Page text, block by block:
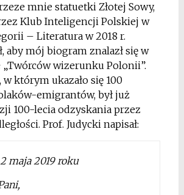
mnie statuetki Złotej Sowy,
Klub Inteligencji Polskiej w
– Literatura w 2018 r.
aby mój biogram znalazł się w
wizerunku Polonii”.
którym ukazało się 100
emigrantów, był już
100-lecia odzyskania przez
Prof. Judycki napisał:
maja 2019 roku